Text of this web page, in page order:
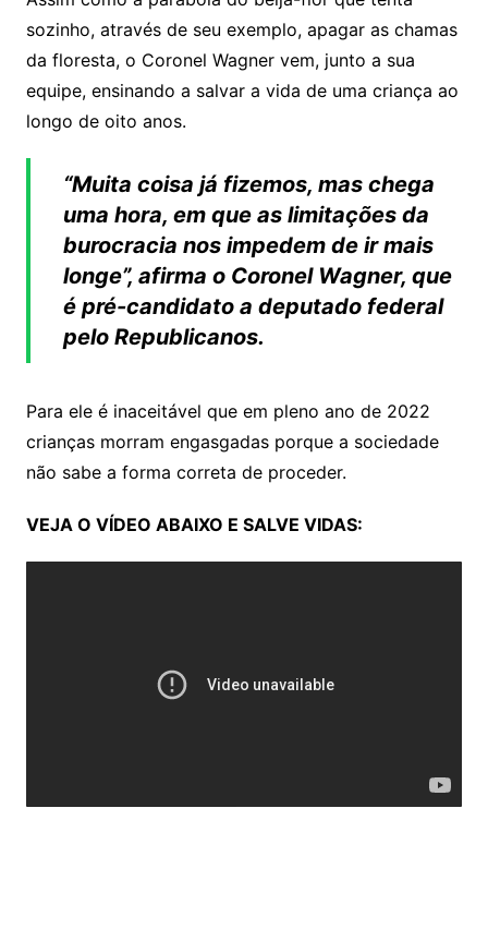
sozinho, através de seu exemplo, apagar as chamas
da floresta, o Coronel Wagner vem, junto a sua
equipe, ensinando a salvar a vida de uma criança ao
longo de oito anos.
“Muita coisa já fizemos, mas chega
uma hora, em que as limitações da
burocracia nos impedem de ir mais
longe”, afirma o Coronel Wagner, que
é pré-candidato a deputado federal
pelo Republicanos.
Para ele é inaceitável que em pleno ano de 2022
crianças morram engasgadas porque a sociedade
não sabe a forma correta de proceder.
VEJA O VÍDEO ABAIXO E SALVE VIDAS: